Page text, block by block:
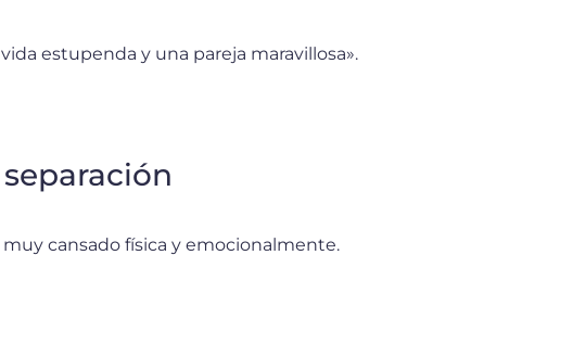
estupenda y una pareja maravillosa».
cansado física y emocionalmente.